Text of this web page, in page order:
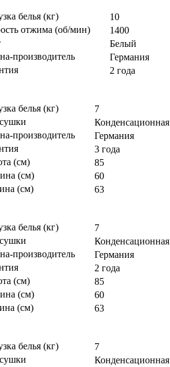
белья (кг)
10
отжима (об/мин)
1400
Белый
производитель
Германия
2 года
белья (кг)
7
Конденсационная
производитель
Германия
3 года
(см)
85
(см)
60
(см)
63
белья (кг)
7
Конденсационная
производитель
Германия
2 года
(см)
85
(см)
60
(см)
63
белья (кг)
7
Конденсационная